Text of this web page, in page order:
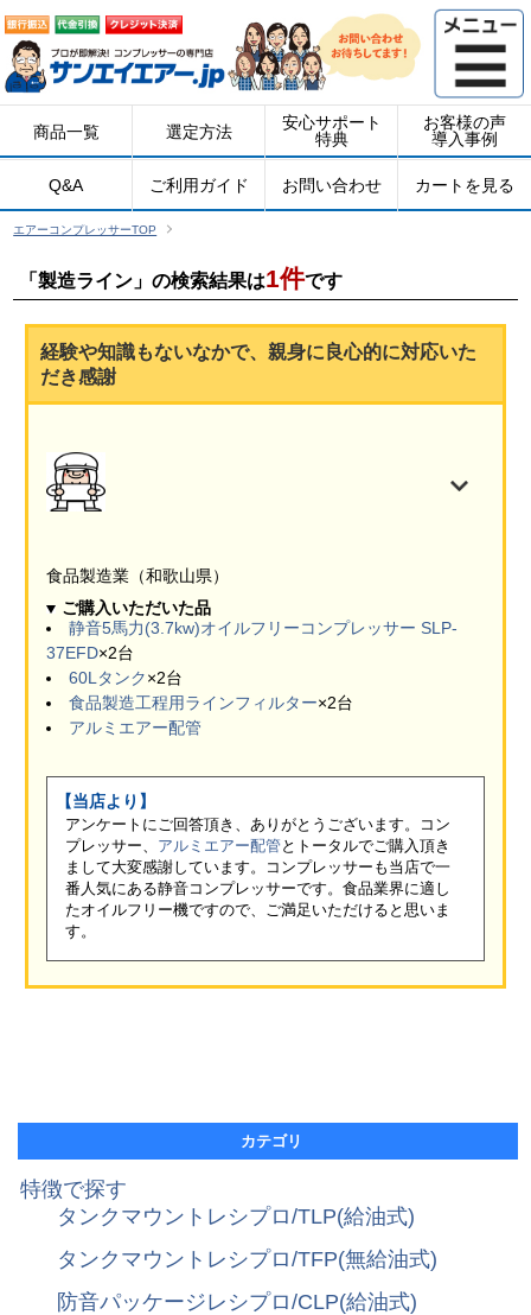
商品一覧 選定方法
安心サポート
特典
お客様の声
導入事例
Q&A ご利用ガイド お問い合わせ カートを見る
エアーコンプレッサーTOP
「製造ライン」の検索結果は1件です
経験や知識もないなかで、親身に良心的に対応いた
だき感謝
食品製造業（和歌山県）
ご購入いただいた品
静音5馬力(3.7kw)オイルフリーコンプレッサー SLP-
37EFD×2台
60Lタンク×2台
食品製造工程用ラインフィルター×2台
アルミエアー配管
【当店より】
アンケートにご回答頂き、ありがとうございます。コン
プレッサー、 アルミエアー配管とトータルでご購入頂き
まして大変感謝しています。コンプレッサーも当店で一
番人気にある静音コンプレッサーです。食品業界に適し
たオイルフリー機ですので、ご満足いただけると思いま
す。
カテゴリ
特徴で探す
タンクマウントレシプロ/TLP(給油式)
タンクマウントレシプロ/TFP(無給油式)
防音パッケージレシプロ/CLP(給油式)